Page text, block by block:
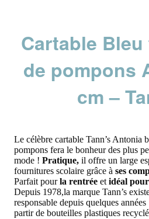
Cartable
de pompons
cm –
Le célèbre cartable Tann’s Antonia
pompons fera le bonheur des plus
mode ! Pratique, il offre un large
fournitures scolaire grâce à ses
Parfait pourla rentrée et idéal
Depuis 1978,la marque Tann’s
responsable depuis quelques
partir de bouteilles plastiques